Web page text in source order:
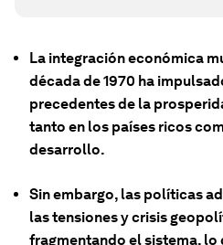
La integración económica
década de 1970 ha
precedentes de la
tanto en los países ricos
desarrollo.
Sin embargo, las políticas
las tensiones y crisis
fragmentando el sistema, lo